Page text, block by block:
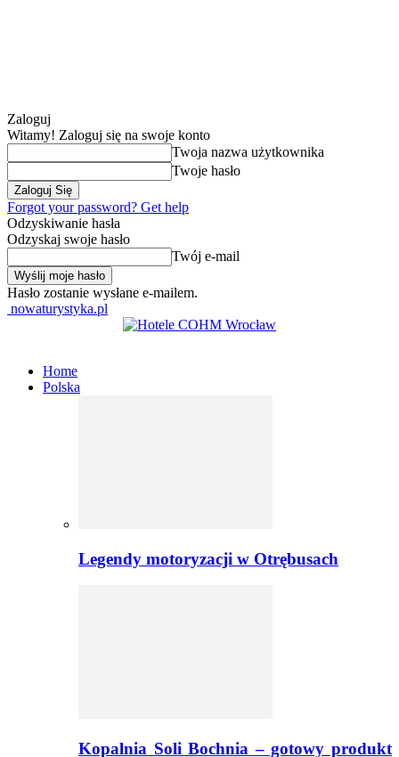
Zaloguj
Witamy! Zaloguj się na swoje konto
Twoja nazwa użytkownika
Twoje hasło
Forgot your password? Get help
Odzyskiwanie hasła
Odzyskaj swoje hasło
Twój e-mail
Hasło zostanie wysłane e-mailem.
nowaturystyka.pl
Home
Polska
Legendy motoryzacji w Otrębusach
Kopalnia Soli Bochnia – gotowy produkt